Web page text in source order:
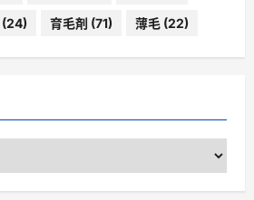
(24) 育毛剤 (71) 薄毛 (22)